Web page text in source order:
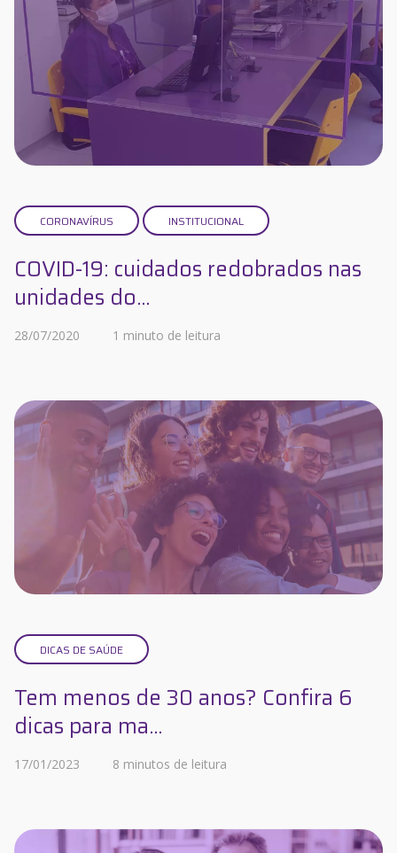
CORONAVÍRUS INSTITUCIONAL
COVID-19: cuidados redobrados nas
unidades do...
28/07/2020 1 minuto de leitura
DICAS DE SAÚDE
Tem menos de 30 anos? Confira 6
dicas para ma...
17/01/2023 8 minutos de leitura